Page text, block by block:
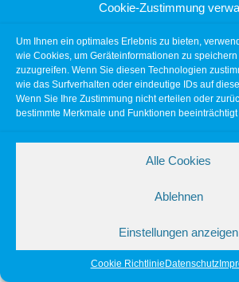
Cookie-Zustimmung
Um Ihnen ein optimales Erlebnis zu bieten,
wie Cookies, um Geräteinformationen zu
zuzugreifen. Wenn Sie diesen Technologien
wie das Surfverhalten oder eindeutige IDs auf
Wenn Sie Ihre Zustimmung nicht erteilen oder
bestimmte Merkmale und Funktionen
Alle Cookies
Ablehnen
Einstellungen anzeigen
Cookie Richtlinie Datenschutz